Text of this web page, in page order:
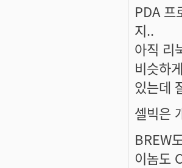
PDA
지..
아직 리
비슷하
있는데
셀빅은
BREW
이놈도